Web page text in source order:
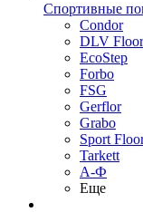
Спортивные
Condor
DLV
EcoStep
Forbo
FSG
Gerflor
Grabo
Sport
Tarkett
А-Ф
Еще